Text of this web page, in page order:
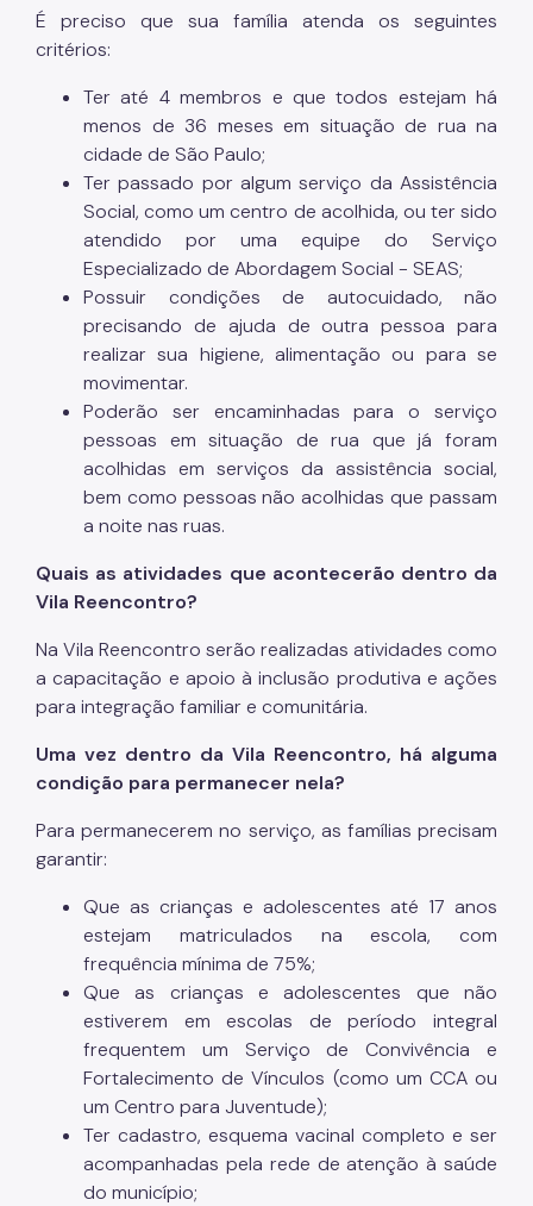
É preciso que sua família atenda os seguintes
critérios:
Ter até 4 membros e que todos estejam há
menos de 36 meses em situação de rua na
cidade de São Paulo;
Ter passado por algum serviço da Assistência
Social, como um centro de acolhida, ou ter sido
atendido por uma equipe do Serviço
Especializado de Abordagem Social - SEAS;
Possuir condições de autocuidado, não
precisando de ajuda de outra pessoa para
realizar sua higiene, alimentação ou para se
movimentar.
Poderão ser encaminhadas para o serviço
pessoas em situação de rua que já foram
acolhidas em serviços da assistência social,
bem como pessoas não acolhidas que passam
a noite nas ruas.
Quais as atividades que acontecerão dentro da
Vila Reencontro?
Na Vila Reencontro serão realizadas atividades como
a capacitação e apoio à inclusão produtiva e ações
para integração familiar e comunitária.
Uma vez dentro da Vila Reencontro, há alguma
condição para permanecer nela?
Para permanecerem no serviço, as famílias precisam
garantir:
Que as crianças e adolescentes até 17 anos
estejam matriculados na escola, com
frequência mínima de 75%;
Que as crianças e adolescentes que não
estiverem em escolas de período integral
frequentem um Serviço de Convivência e
Fortalecimento de Vínculos (como um CCA ou
um Centro para Juventude);
Ter cadastro, esquema vacinal completo e ser
acompanhadas pela rede de atenção à saúde
do município;